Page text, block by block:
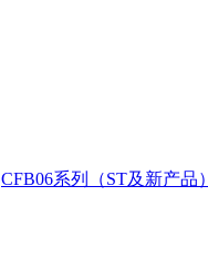
CFB06系列（ST及新产品）